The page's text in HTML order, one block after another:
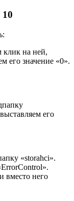
клик на ней,
его значение «0».
его
«storahci».
вместо него